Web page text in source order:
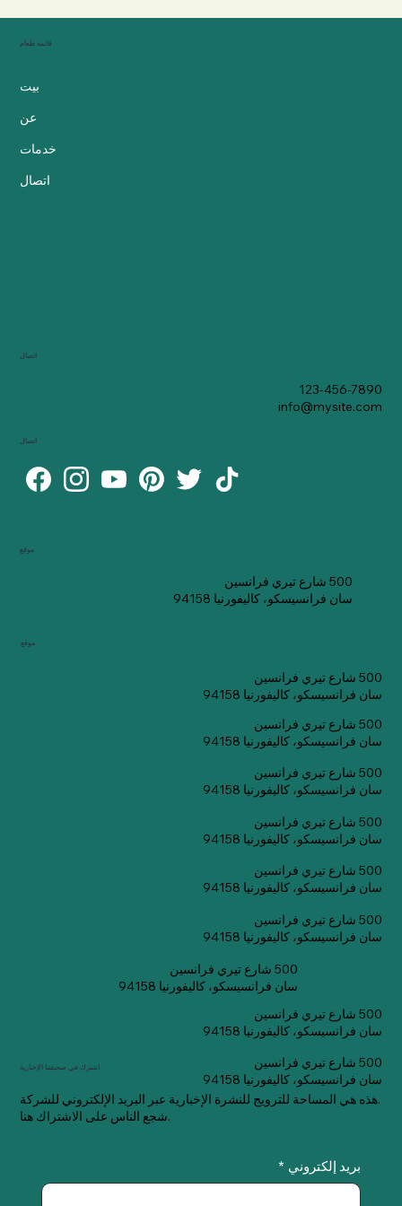
قائمة طعام
بيت
عن
خدمات
اتصال
موقع
500 شارع تيري فرانسين
سان فرانسيسكو، كاليفورنيا 94158
موقع
500 شارع تيري فرانسين
سان فرانسيسكو، كاليفورنيا 94158
500 شارع تيري فرانسين
سان فرانسيسكو، كاليفورنيا 94158
500 شارع تيري فرانسين
سان فرانسيسكو، كاليفورنيا 94158
500 شارع تيري فرانسين
سان فرانسيسكو، كاليفورنيا 94158
500 شارع تيري فرانسين
سان فرانسيسكو، كاليفورنيا 94158
500 شارع تيري فرانسين
سان فرانسيسكو، كاليفورنيا 94158
500 شارع تيري فرانسين
سان فرانسيسكو، كاليفورنيا 94158
500 شارع تيري فرانسين
سان فرانسيسكو، كاليفورنيا 94158
500 شارع تيري فرانسين
سان فرانسيسكو، كاليفورنيا 94158
اتصال
123-456-7890
info@mysite.com
اتصال
اشترك في صحيفتنا الإخبارية
هذه هي المساحة للترويج للنشرة الإخبارية عبر البريد الإلكتروني للشركة.
شجع الناس على الاشتراك هنا.
بريد إلكتروني *